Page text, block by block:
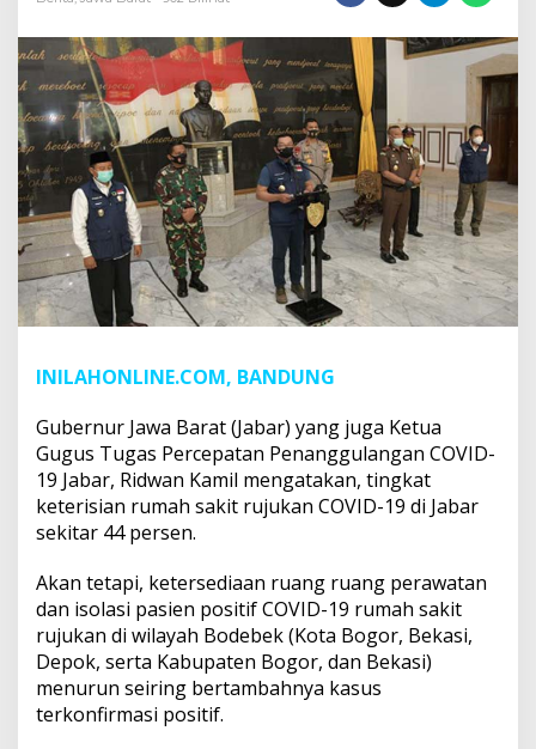
INILAHONLINE.COM, BANDUNG
Gubernur Jawa Barat (Jabar) yang juga Ketua
Gugus Tugas Percepatan Penanggulangan COVID-
19 Jabar, Ridwan Kamil mengatakan, tingkat
keterisian rumah sakit rujukan COVID-19 di Jabar
sekitar 44 persen.
Akan tetapi, ketersediaan ruang ruang perawatan
dan isolasi pasien positif COVID-19 rumah sakit
rujukan di wilayah Bodebek (Kota Bogor, Bekasi,
Depok, serta Kabupaten Bogor, dan Bekasi)
menurun seiring bertambahnya kasus
terkonfirmasi positif.